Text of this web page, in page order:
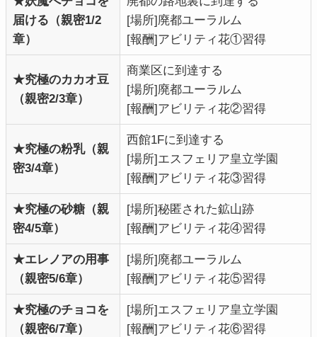
届ける（親密1/2
章）
[場所]廃都ユーラルム
[報酬]アビリティ花①習得
★究極のカカオ豆
（親密2/3章）
商業区に到達する
[場所]廃都ユーラルム
[報酬]アビリティ花②習得
★究極の粉乳（親
密3/4章）
西館1Fに到達する
[場所]エスフェリア皇立学園
[報酬]アビリティ花③習得
★究極の砂糖（親
密4/5章）
[場所]秘匿された鉱山跡
[報酬]アビリティ花④習得
★エレノアの用事
（親密5/6章）
[場所]廃都ユーラルム
[報酬]アビリティ花⑤習得
★究極のチョコを
（親密6/7章）
[場所]エスフェリア皇立学園
[報酬]アビリティ花⑥習得